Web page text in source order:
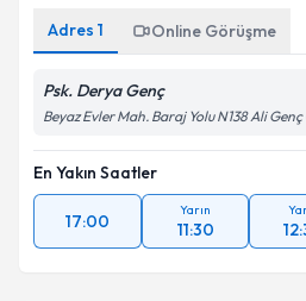
Adres 1 Online Görüşme
Psk. Derya Genç
Beyaz Evler Mah. Baraj Yolu N138 Ali Genç
En Yakın Saatler
17:00
Yarın
11:30